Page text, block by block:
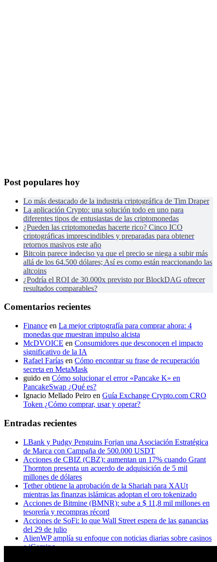
Post populares hoy
Lo más destacado de la industria criptográfica de Tim Draper
La aplicación Crypto: una solución todo en uno para
diferentes tipos de entusiastas de las criptomonedas
¿Pueden las criptomonedas hacerte rico? Cinco ICO
criptográficas imprescindibles y preparadas para obtener
retornos masivos este año
Bitcoin parece indeciso ya que el precio se niega a subir más
allá de los 64.500 dólares; Así es como están reaccionando las
altcoins
¿Podría el ROI de 30.000x previsto por BlockDAG ofrecer
resultados comparables?
Comentarios recientes
Finance en La mejor criptografía para comprar ahora: 4
monedas que muestran impulso alcista
McDVOICE en Consumidores que desconocen el impacto
significativo de la IA
Rafael Farías en Cómo encontrar su frase de recuperación
secreta en MetaMask
guido en Cómo solucionar el error «Pancake K» en
PancakeSwap ¿Qué es?
Ignacio Mellado Peiro en Guía Exchange Crypto.com CRO
Token ¿Cómo comprar, usar y operar?
Entradas recientes
LBank y Pudgy Penguins Forjan una Asociación Estratégica
de Marca con Campaña de 500.000 USDT
Acciones de CBIZ (CBZ): aumentan un 17% cuando Grant
Thornton presenta un acuerdo de adquisición de 5 mil
millones de dólares
Tether obtiene la aprobación de la Shariah para XAUt
mientras las finanzas islámicas adoptan el oro tokenizado
Acciones de Bitmine (BMNR): sube a $ 11,8 mil millones en
tesorería y recompras récord
Acciones de SoFi: lo que Wall Street espera de las ganancias
del 29 de julio
AlienWP amplía su enfoque con noticias diarias sobre casinos
e iGaming